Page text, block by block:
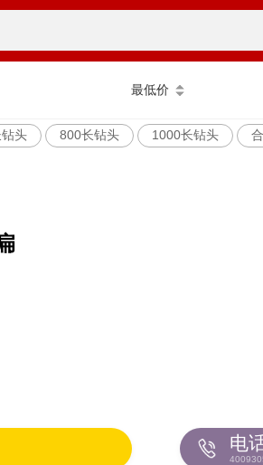
最低价
头 800长钻头 1000长钻头
电